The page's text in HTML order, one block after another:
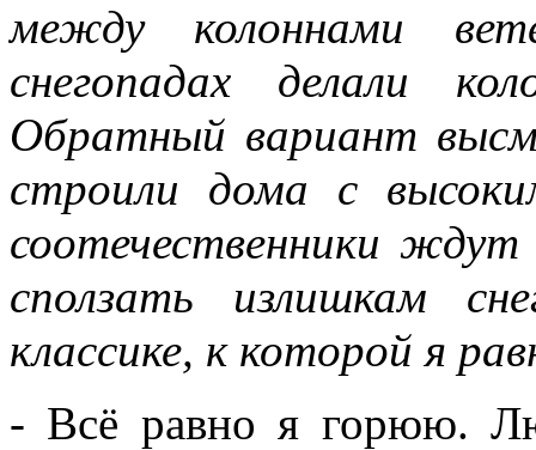
между колоннами
снегопадах делали
Обратный вариант
строили дома с
соотечественники
сползать излишкам
классике, к которой я
- Всё равно я горюю.